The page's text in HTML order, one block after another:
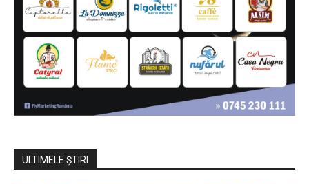
ULTIMELE ŞTIRI